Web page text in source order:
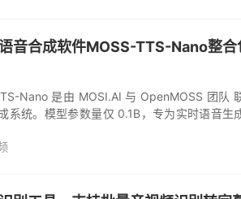
音合成软件MOSS-TTS-Nano整合
Nano 是由 MOSI.AI 与 OpenMOSS 团队
系统。模型参数量仅 0.1B，专为实时语音生